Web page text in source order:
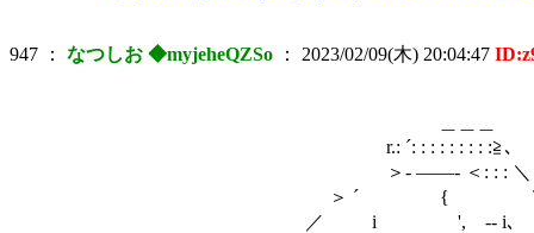
947 ： なつしお ◆myjeheQZSo ： 2023/02/09(木) 20:04:47
r.: ´: : : : : : : : :≧､
＞- ――- ＜: : : ＼
＞ ´ { ＼: :
／ i ', -- i､ ヽ: